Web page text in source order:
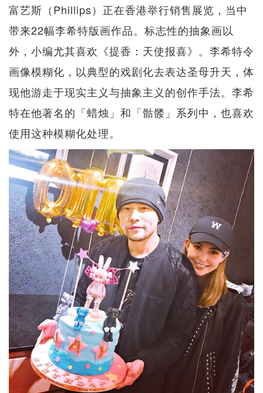
富艺斯（Phillips）正在香港举行销售展览，当中
带来22幅李希特版画作品。标志性的抽象画以
外，小编尤其喜欢《提香：天使报喜》。李希特令
画像模糊化，以典型的戏剧化去表达圣母升天，体
现他游走于现实主义与抽象主义的创作手法。李希
特在他著名的「蜡烛」和「骷髅」系列中，也喜欢
使用这种模糊化处理。